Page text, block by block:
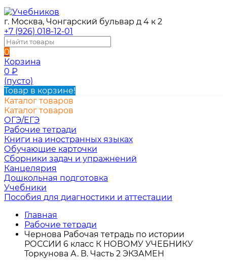
г. Москва, Чонгарский бульвар д 4 к 2
+7 (926) 018-12-01
0
Корзина
0 ₽
(пусто)
Товар в корзине!
Каталог товаров
Каталог товаров
ОГЭ/ЕГЭ
Рабочие тетради
Книги на иностранных языках
Обучающие карточки
Сборники задач и упражнений
Канцелярия
Дошкольная подготовка
Учебники
Пособия для диагностики и аттестации
Главная
Рабочие тетради
Чернова Рабочая тетрадь по истории
РОССИИ 6 класс К НОВОМУ УЧЕБНИКУ
Торкунова А. В. Часть 2 ЭКЗАМЕН